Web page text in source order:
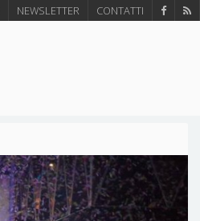
NEWSLETTER CONTATTI